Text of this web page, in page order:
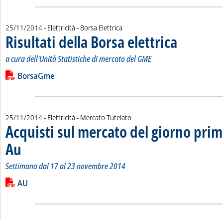
25/11/2014- Elettricità - Borsa Elettrica
Risultati della Borsa elettrica
a cura dell'Unità Statistiche di mercato del GME
Leggi tutta la notizia: 'Risultati della Borsa elettrica'
Lista allegati PDF alla notizia
BorsaGme
25/11/2014- Elettricità - Mercato Tutelato
Acquisti sul mercato del giorno
Au . Sottotitolo: Settimana dal 17 al 23 novembre 2014
. Pubblicata martedì 25 novembre 2014 alle 15.48.
Settimana dal 17 al 23 novembre 2014
Leggi tutta la notizia: 'Acquisti sul mercato del giorno prima
Lista allegati PDF alla notizia
AU